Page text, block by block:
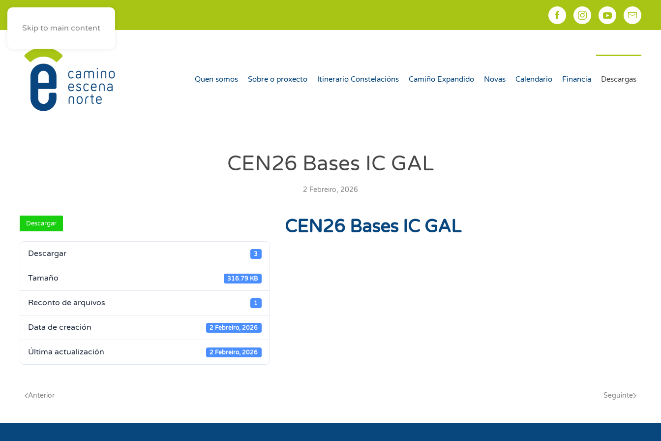
Skip to main content
Quen somos Sobre o proxecto Itinerario Constelacións Camiño Expandido Novas Calendario Financia Descargas
CEN26 Bases IC GAL
2 Febreiro, 2026
Descargar
Descargar 3
Tamaño 316.79 KB
Reconto de arquivos 1
Data de creación 2 Febreiro, 2026
Última actualización 2 Febreiro, 2026
CEN26 Bases IC GAL
Anterior Seguinte